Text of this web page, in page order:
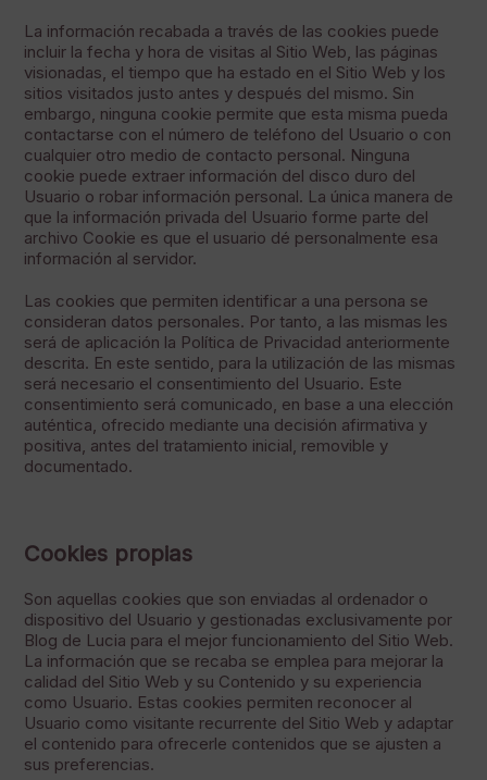
La información recabada a través de las cookies puede
incluir la fecha y hora de visitas al Sitio Web, las páginas
visionadas, el tiempo que ha estado en el Sitio Web y los
sitios visitados justo antes y después del mismo. Sin
embargo, ninguna cookie permite que esta misma pueda
contactarse con el número de teléfono del Usuario o con
cualquier otro medio de contacto personal. Ninguna
cookie puede extraer información del disco duro del
Usuario o robar información personal. La única manera de
que la información privada del Usuario forme parte del
archivo Cookie es que el usuario dé personalmente esa
información al servidor.
Las cookies que permiten identificar a una persona se
consideran datos personales. Por tanto, a las mismas les
será de aplicación la Política de Privacidad anteriormente
descrita. En este sentido, para la utilización de las mismas
será necesario el consentimiento del Usuario. Este
consentimiento será comunicado, en base a una elección
auténtica, ofrecido mediante una decisión afirmativa y
positiva, antes del tratamiento inicial, removible y
documentado.
Cookies propias
Son aquellas cookies que son enviadas al ordenador o
dispositivo del Usuario y gestionadas exclusivamente por
Blog de Lucia para el mejor funcionamiento del Sitio Web.
La información que se recaba se emplea para mejorar la
calidad del Sitio Web y su Contenido y su experiencia
como Usuario. Estas cookies permiten reconocer al
Usuario como visitante recurrente del Sitio Web y adaptar
el contenido para ofrecerle contenidos que se ajusten a
sus preferencias.